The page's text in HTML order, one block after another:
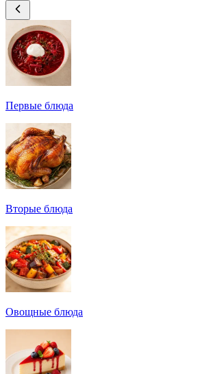
Первые блюда
Вторые блюда
Овощные блюда